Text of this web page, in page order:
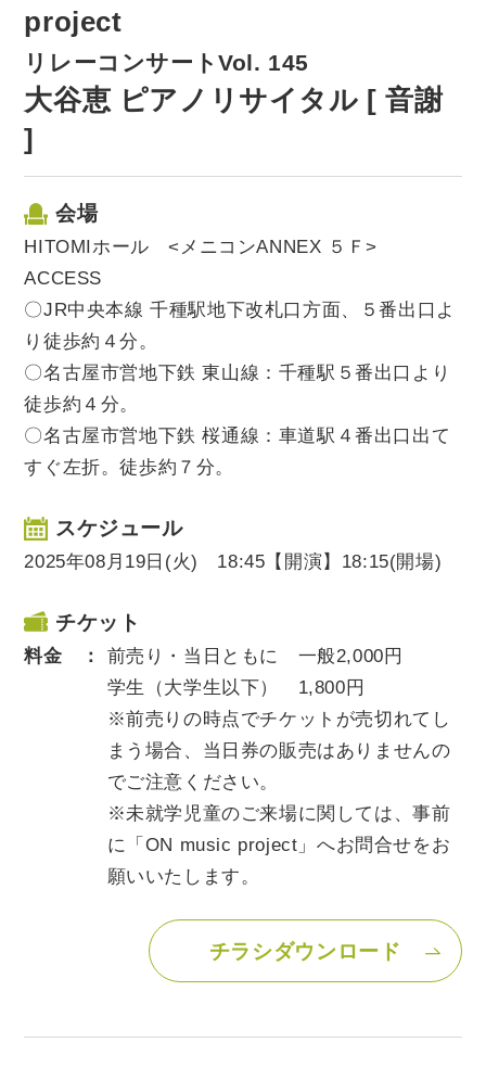
project
リレーコンサートVol. 145
大谷恵 ピアノリサイタル [ 音謝
]
会場
HITOMIホール <メニコンANNEX ５Ｆ>
ACCESS
〇JR中央本線 千種駅地下改札口方面、５番出口よ
り徒歩約４分。
〇名古屋市営地下鉄 東山線：千種駅５番出口より
徒歩約４分。
〇名古屋市営地下鉄 桜通線：車道駅４番出口出て
すぐ左折。徒歩約７分。
スケジュール
2025年08月19日(火) 18:45【開演】18:15(開場)
チケット
料金 ： 前売り・当日ともに 一般2,000 円
学生（大学生以下） 1,800 円
※前売りの時点でチケットが売切れてし
まう場合、当日券の販売はありませんの
でご注意ください。
※未就学児童のご来場に関しては、事前
に「 ON music project 」へお問合せをお
願いいたします。
チラシダウンロード